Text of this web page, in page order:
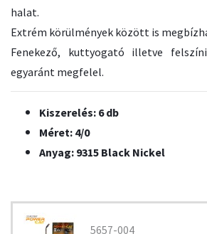
halat.
Extrém körülmények között is
Fenekező, kuttyogató illetve
egyaránt megfelel.
Kiszerelés: 6 db
Méret: 4/0
Anyag: 9315 Black Nickel
5657-004